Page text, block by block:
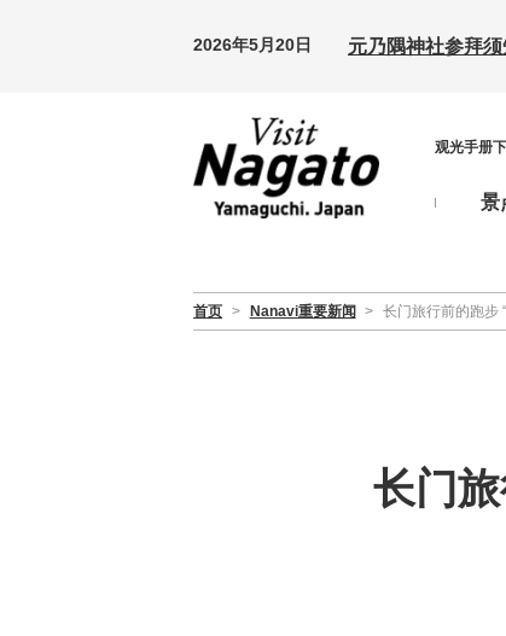
2026年5月20日 元乃隅神社参拜
观光手册
景
首页 > Nanavi重要新闻 > 长门旅行前的跑步
长门